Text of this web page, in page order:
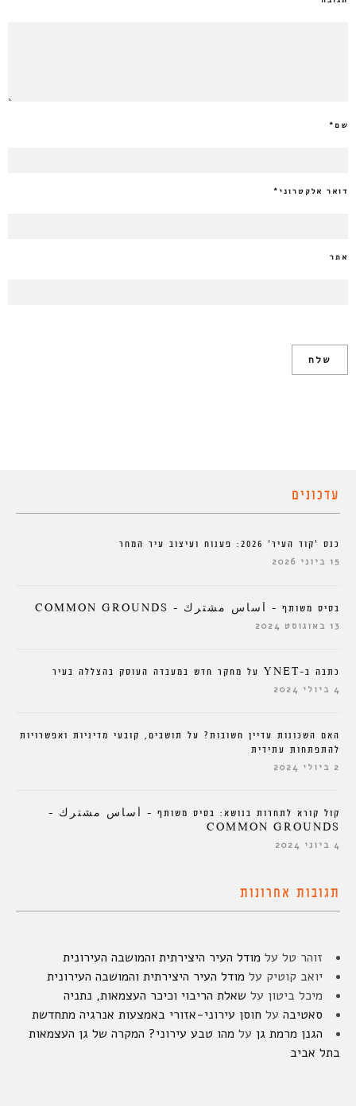
שם*
דואר אלקטרוני *
אתר
עדכונים
כנס ‘קוד העיר’ 2026: פענוח ועיצוב עיר המחר
15 ביוני 2026
בסיס משותף – أساس مشترك – COMMON GROUNDS
13 באוגוסט 2024
כתבה ב-YNET על מחקר חדש במעבדה העוסק בהצללה בעיר
4 ביולי 2024
האם השכונות עדיין חשובות? על תושבים, קובעי מדיניות ואפשרויות
להתפתחות עתידית
2 ביולי 2024
קול קורא לתחרות בנושא: בסיס משותף – أساس مشترك –
COMMON GROUNDS
4 ביוני 2024
תגובות אחרונות
זוהר טל על מודל העיר היצירתית והמושבה העירונית
יואב קוטיק על מודל העיר היצירתית והמושבה העירונית
מיכל ביטון על שאלת הריבוי וכיכר העצמאות, נתניה
סאטיבה על חוסן עירוני-אזורי באמצעות אנרגיה מתחדשת
הגנן מרמת גן על מהו טבע עירוני? המקרה של גן העצמאות
בתל אביב